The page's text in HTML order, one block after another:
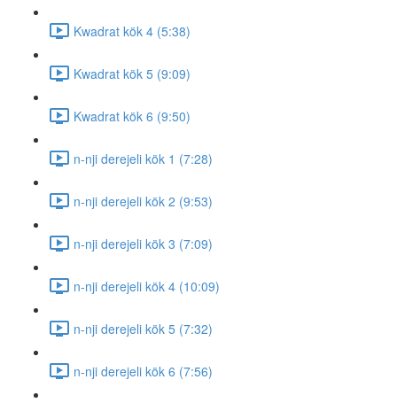
Kwadrat kök 4 (5:38)
Kwadrat kök 5 (9:09)
Kwadrat kök 6 (9:50)
n-nji derejeli kök 1 (7:28)
n-nji derejeli kök 2 (9:53)
n-nji derejeli kök 3 (7:09)
n-nji derejeli kök 4 (10:09)
n-nji derejeli kök 5 (7:32)
n-nji derejeli kök 6 (7:56)